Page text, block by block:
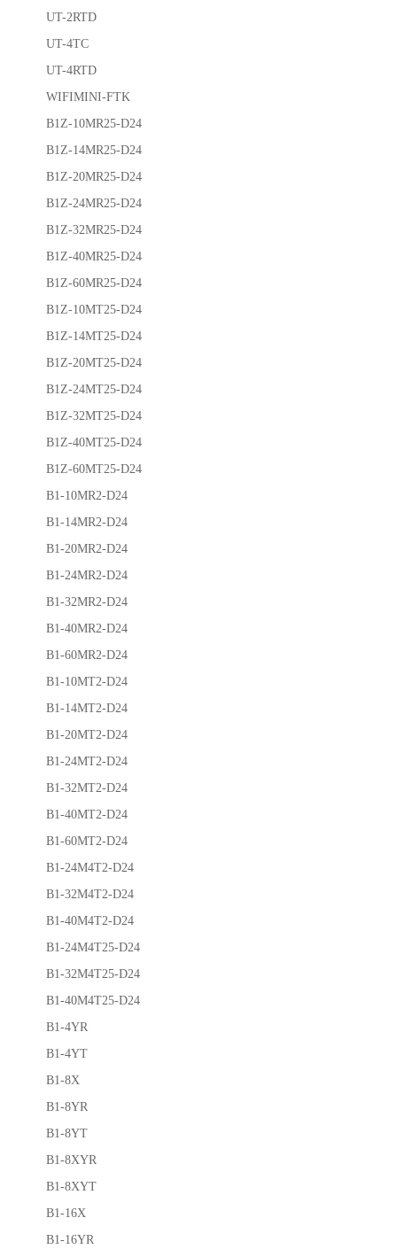
UT-2RTD
UT-4TC
UT-4RTD
WIFIMINI-FTK
B1Z-10MR25-D24
B1Z-14MR25-D24
B1Z-20MR25-D24
B1Z-24MR25-D24
B1Z-32MR25-D24
B1Z-40MR25-D24
B1Z-60MR25-D24
B1Z-10MT25-D24
B1Z-14MT25-D24
B1Z-20MT25-D24
B1Z-24MT25-D24
B1Z-32MT25-D24
B1Z-40MT25-D24
B1Z-60MT25-D24
B1-10MR2-D24
B1-14MR2-D24
B1-20MR2-D24
B1-24MR2-D24
B1-32MR2-D24
B1-40MR2-D24
B1-60MR2-D24
B1-10MT2-D24
B1-14MT2-D24
B1-20MT2-D24
B1-24MT2-D24
B1-32MT2-D24
B1-40MT2-D24
B1-60MT2-D24
B1-24M4T2-D24
B1-32M4T2-D24
B1-40M4T2-D24
B1-24M4T25-D24
B1-32M4T25-D24
B1-40M4T25-D24
B1-4YR
B1-4YT
B1-8X
B1-8YR
B1-8YT
B1-8XYR
B1-8XYT
B1-16X
B1-16YR